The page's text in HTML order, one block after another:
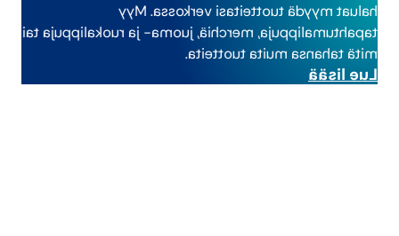
haluat myydä tuotteitasi verkossa. Myy
tapahtumalippuja, merchiä, juoma- ja ruokalippuja tai
mitä tahansa muita tuotteita.
Lue lisää